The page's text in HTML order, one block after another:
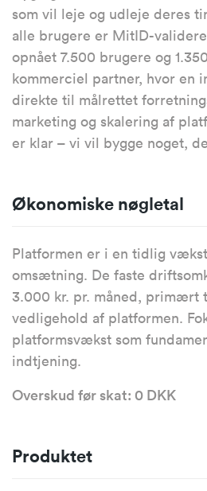
som vil leje og udleje deres
alle brugere er MitID-
opnået 7.500 brugere og
kommerciel partner, hvor en
direkte til målrettet
marketing og skalering af
er klar – vi vil bygge noget,
Økonomiske nøgletal
Platformen er i en tidlig
omsætning. De faste
3.000 kr. pr. måned, primært
vedligehold af platformen.
platformsvækst som
indtjening.
Overskud før skat: 0 DKK
Produktet